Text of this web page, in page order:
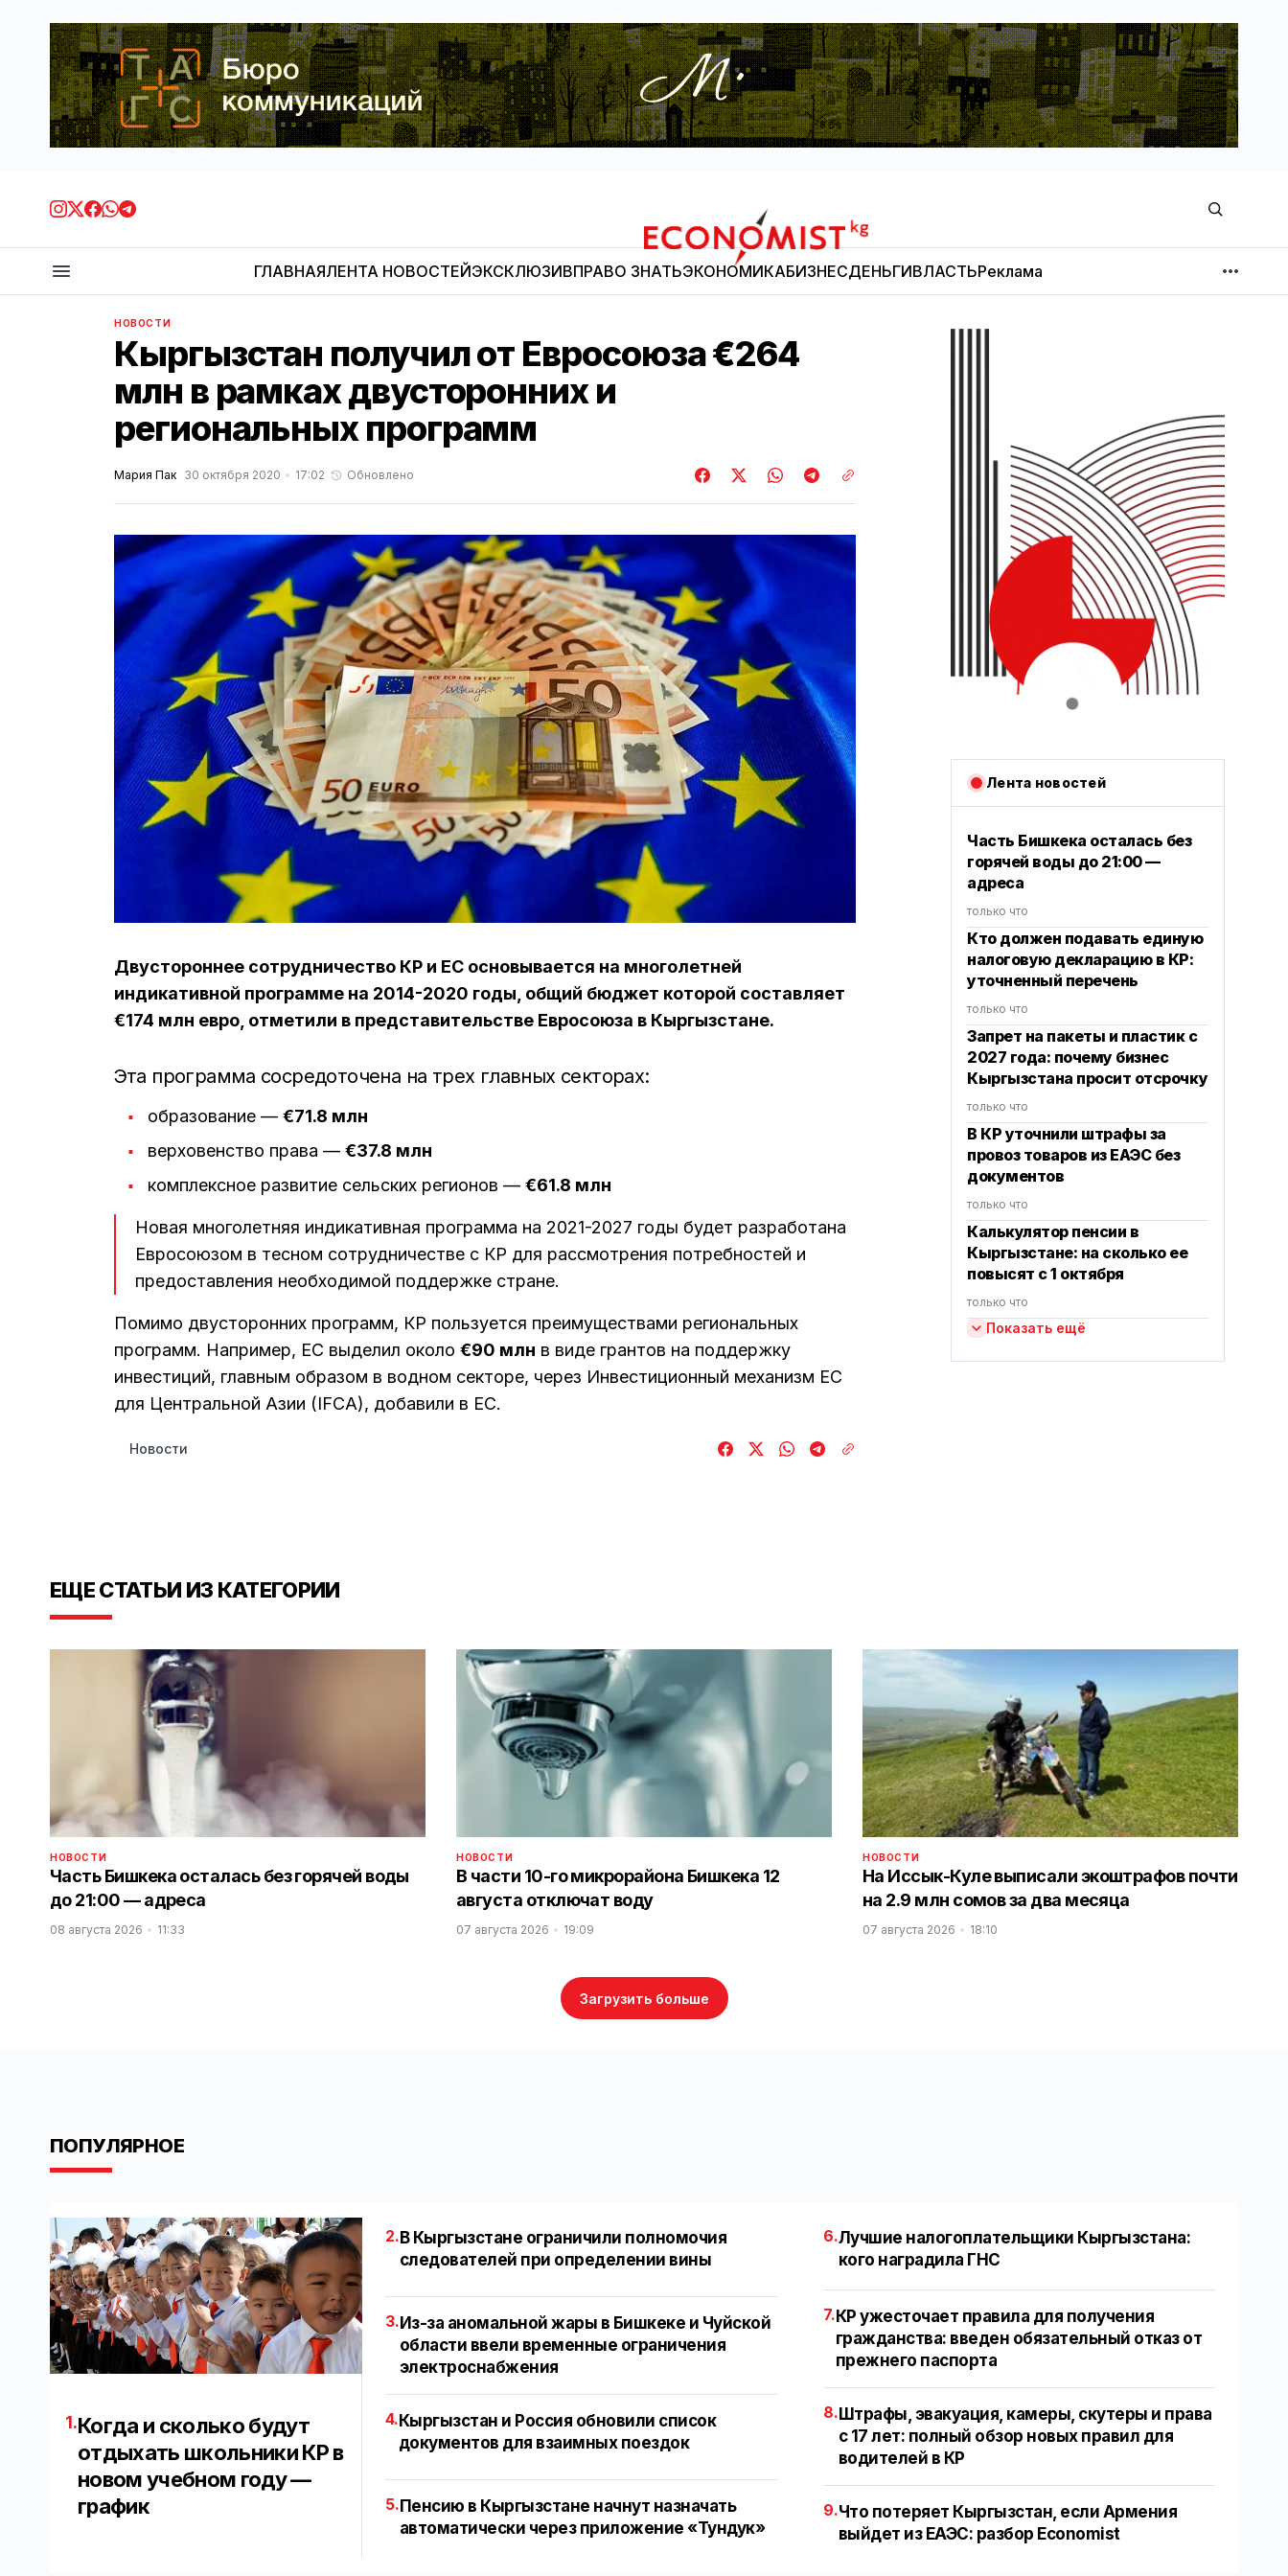
Economist.kg
ГЛАВНАЯЛЕНТА НОВОСТЕЙЭКСКЛЮЗИВПРАВО ЗНАТЬЭКОНОМИКАБИЗНЕСДЕНЬГИВЛАСТЬРеклама
МНЕНИЕ
НОВОСТИ
Кыргызстан получил от Евросоюза €264
млн в рамках двусторонних и
региональных программ
Мария Пак 30 октября 2020 17:02 Обновлено
Двустороннее сотрудничество КР и ЕС основывается на многолетней
индикативной программе на 2014-2020 годы, общий бюджет которой составляет
€174 млн евро, отметили в представительстве Евросоюза в Кыргызстане.
Эта программа сосредоточена на трех главных секторах:
образование — €71.8 млн
верховенство права — €37.8 млн
комплексное развитие сельских регионов — €61.8 млн
Новая многолетняя индикативная программа на 2021-2027 годы будет разработана
Евросоюзом в тесном сотрудничестве с КР для рассмотрения потребностей и
предоставления необходимой поддержке стране.
Помимо двусторонних программ, КР пользуется преимуществами региональных
программ. Например, ЕС выделил около €90 млн в виде грантов на поддержку
инвестиций, главным образом в водном секторе, через Инвестиционный механизм ЕС
для Центральной Азии (IFCA), добавили в ЕС.
Новости
Лента новостей
Часть Бишкека осталась без
горячей воды до 21:00 —
адреса
только что
Кто должен подавать единую
налоговую декларацию в КР:
уточненный перечень
только что
Запрет на пакеты и пластик с
2027 года: почему бизнес
Кыргызстана просит отсрочку
только что
В КР уточнили штрафы за
провоз товаров из ЕАЭС без
документов
только что
Калькулятор пенсии в
Кыргызстане: на сколько ее
повысят с 1 октября
только что
Показать ещё
ЕЩЕ СТАТЬИ ИЗ КАТЕГОРИИ
НОВОСТИ
Часть Бишкека осталась без горячей воды
до 21:00 — адреса
08 августа 2026 11:33
НОВОСТИ
В части 10-го микрорайона Бишкека 12
августа отключат воду
07 августа 2026 19:09
НОВОСТИ
На Иссык-Куле выписали экоштрафов почти
на 2.9 млн сомов за два месяца
07 августа 2026 18:10
Загрузить больше
ПОПУЛЯРНОЕ
1.Когда и сколько будут
отдыхать школьники КР в
новом учебном году —
график
2. В Кыргызстане ограничили полномочия
следователей при определении вины
3.Из-за аномальной жары в Бишкеке и Чуйской
области ввели временные ограничения
электроснабжения
4.Кыргызстан и Россия обновили список
документов для взаимных поездок
5.Пенсию в Кыргызстане начнут назначать
автоматически через приложение «Тундук»
6.Лучшие налогоплательщики Кыргызстана:
кого наградила ГНС
7. КР ужесточает правила для получения
гражданства: введен обязательный отказ от
прежнего паспорта
8. Штрафы, эвакуация, камеры, скутеры и права
с 17 лет: полный обзор новых правил для
водителей в КР
9.Что потеряет Кыргызстан, если Армения
выйдет из ЕАЭС: разбор Economist